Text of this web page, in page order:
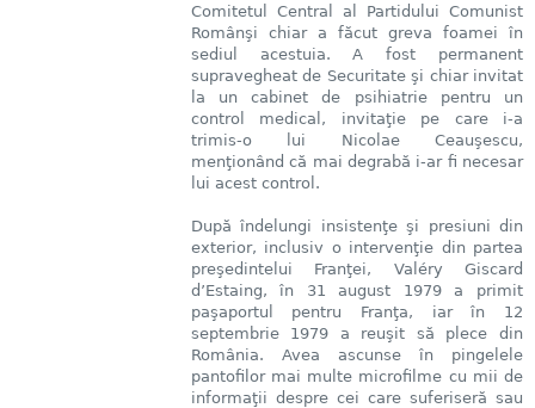
Comitetul Central al Partidului Comunist
Românşi chiar a făcut greva foamei în
sediul acestuia. A fost permanent
supravegheat de Securitate şi chiar invitat
la un cabinet de psihiatrie pentru un
control medical, invitaţie pe care i-a
trimis-o lui Nicolae Ceauşescu,
menţionând că mai degrabă i-ar fi necesar
lui acest control.
După îndelungi insistenţe şi presiuni din
exterior, inclusiv o intervenţie din partea
preşedintelui Franţei, Valéry Giscard
d’Estaing, în 31 august 1979 a primit
paşaportul pentru Franţa, iar în 12
septembrie 1979 a reuşit să plece din
România. Avea ascunse în pingelele
pantofilor mai multe microfilme cu mii de
informaţii despre cei care suferiseră sau